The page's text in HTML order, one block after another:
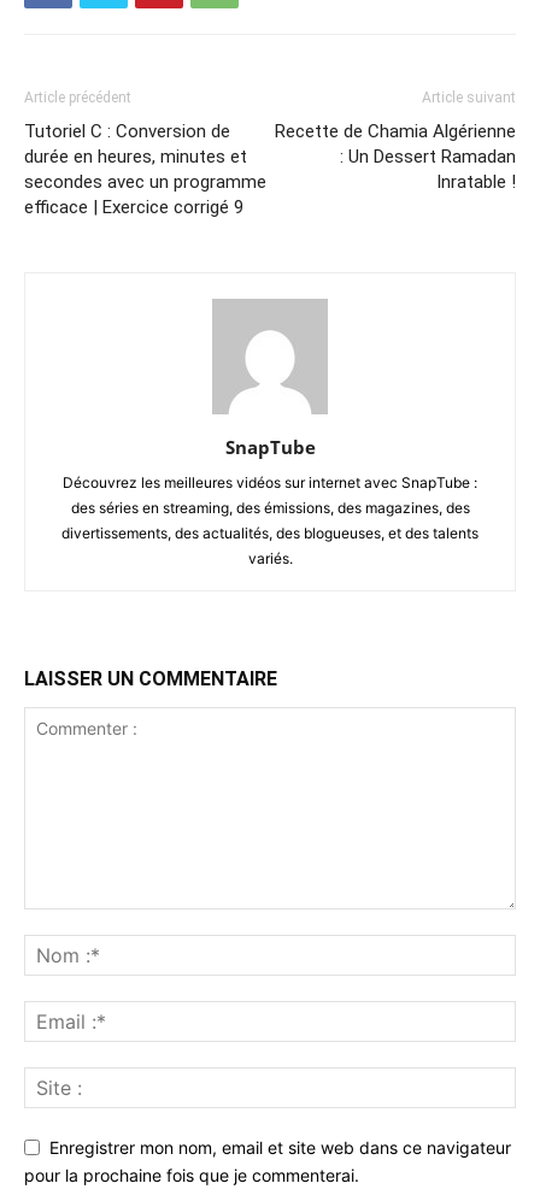
Article précédent
Tutoriel C : Conversion de
durée en heures, minutes et
secondes avec un programme
efficace | Exercice corrigé 9
Article suivant
Recette de Chamia Algérienne
: Un Dessert Ramadan
Inratable !
SnapTube
Découvrez les meilleures vidéos sur internet avec SnapTube :
des séries en streaming, des émissions, des magazines, des
divertissements, des actualités, des blogueuses, et des talents
variés.
LAISSER UN COMMENTAIRE
Enregistrer mon nom, email et site web dans ce navigateur
pour la prochaine fois que je commenterai.